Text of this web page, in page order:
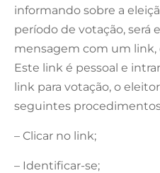
informando sobre a
período de votação, será
mensagem com um link,
Este link é pessoal e
link para votação, o
seguintes
– Clicar no link;
– Identificar-se;